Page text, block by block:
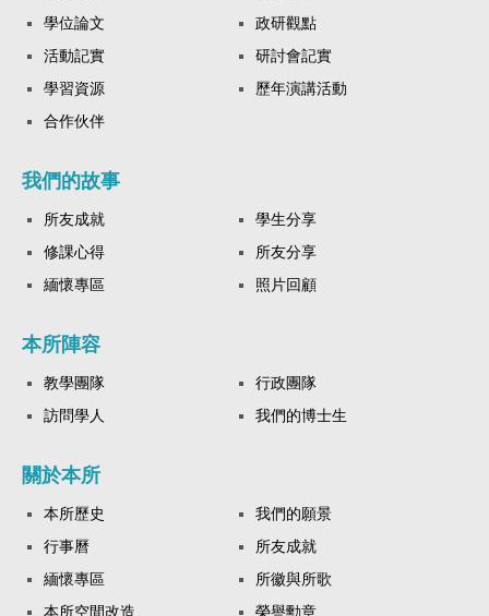
學位論文
政研觀點
活動記實
研討會記實
學習資源
歷年演講活動
合作伙伴
我們的故事
所友成就
學生分享
修課心得
所友分享
緬懷專區
照片回顧
本所陣容
教學團隊
行政團隊
訪問學人
我們的博士生
關於本所
本所歷史
我們的願景
行事曆
所友成就
緬懷專區
所徽與所歌
本所空間改造
榮譽勳章